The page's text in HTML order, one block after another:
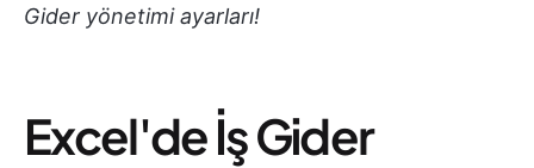
Gider yönetimi ayarları!
Excel'de İş Gider